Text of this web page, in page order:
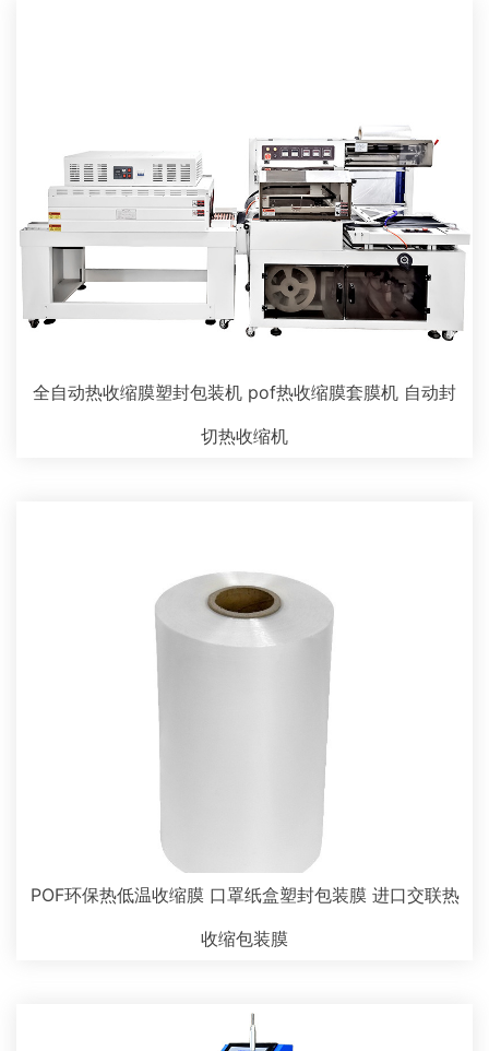
全自动热收缩膜塑封包装机 pof热收缩膜套膜机 自动封
切热收缩机
POF环保热低温收缩膜 口罩纸盒塑封包装膜 进口交联热
收缩包装膜